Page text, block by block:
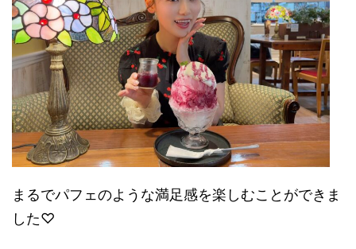
まるでパフェのような満足感を楽しむことができま
した♡